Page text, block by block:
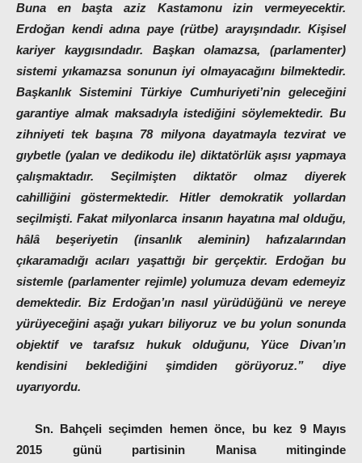
Buna en başta aziz Kastamonu izin vermeyecektir.
Erdoğan kendi adına paye (rütbe) arayışındadır. Kişisel
kariyer kaygısındadır. Başkan olamazsa, (parlamenter)
sistemi yıkamazsa sonunun iyi olmayacağını bilmektedir.
Başkanlık Sistemini Türkiye Cumhuriyeti’nin geleceğini
garantiye almak maksadıyla istediğini söylemektedir. Bu
zihniyeti tek başına 78 milyona dayatmayla tezvirat ve
gıybetle (yalan ve dedikodu ile) diktatörlük aşısı yapmaya
çalışmaktadır. Seçilmişten diktatör olmaz diyerek
cahilliğini göstermektedir. Hitler demokratik yollardan
seçilmişti. Fakat milyonlarca insanın hayatına mal olduğu,
hâlâ beşeriyetin (insanlık aleminin) hafızalarından
çıkaramadığı acıları yaşattığı bir gerçektir. Erdoğan bu
sistemle (parlamenter rejimle) yolumuza devam edemeyiz
demektedir. Biz Erdoğan’ın nasıl yürüdüğünü ve nereye
yürüyeceğini aşağı yukarı biliyoruz ve bu yolun sonunda
objektif ve tarafsız hukuk olduğunu, Yüce Divan’ın
kendisini beklediğini şimdiden görüyoruz.” diye
uyarıyordu.
Sn. Bahçeli seçimden hemen önce, bu kez 9 Mayıs
2015 günü partisinin Manisa mitinginde